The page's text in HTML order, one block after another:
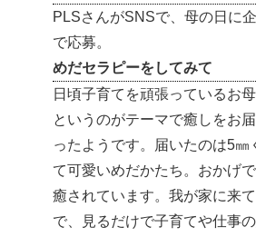
PLSさんがSNSで、母の日に
で応募。
めだセラピーをしてみて
日頃子育てを頑張っているお
というのがテーマで癒しをお
ったようです。届いたのは5㎜
て可愛いめだかたち。おかげ
癒されています。我が家に来
で、見るだけで子育てや仕事